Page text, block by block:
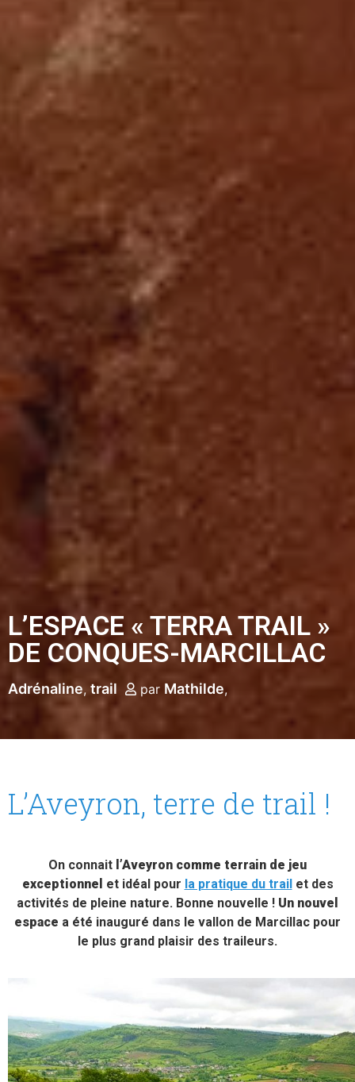
L’ESPACE « TERRA TRAIL »
DE CONQUES-MARCILLAC
Adrénaline trail par Mathilde
L’Aveyron, terre de trail !
On connait l’Aveyron comme terrain de jeu
exceptionnel et idéal pour la pratique du trailet des
activités de pleine nature. Bonne nouvelle ! Un nouvel
espace a été inauguré dans le vallon de Marcillac pour
le plus grand plaisir des traileurs.